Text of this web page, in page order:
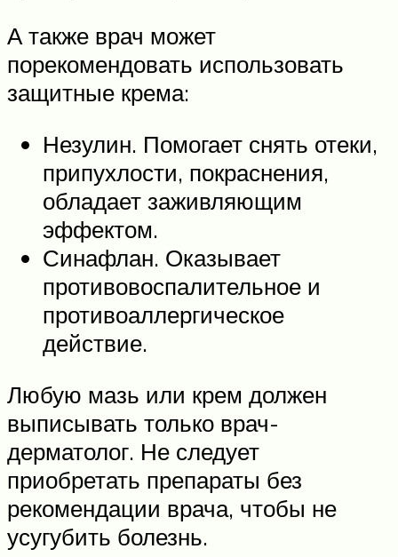
А также врач может
порекомендовать использовать
защитные крема:
Незулин. Помогает снять отеки,
припухлости, покраснения,
обладает заживляющим
эффектом.
Синафлан. Оказывает
противовоспалительное и
противоаллергическое
действие.
Любую мазь или крем должен
выписывать только врач-
дерматолог. Не следует
приобретать препараты без
рекомендации врача, чтобы не
усугубить болезнь.